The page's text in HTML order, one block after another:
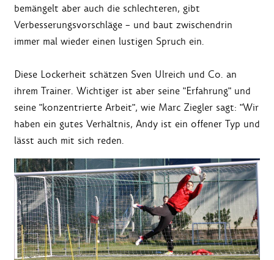
bemängelt aber auch die schlechteren, gibt
Verbesserungsvorschläge – und baut zwischendrin
immer mal wieder einen lustigen Spruch ein.
Diese Lockerheit schätzen Sven Ulreich und Co. an
ihrem Trainer. Wichtiger ist aber seine "Erfahrung" und
seine "konzentrierte Arbeit", wie Marc Ziegler sagt: "Wir
haben ein gutes Verhältnis, Andy ist ein offener Typ und
lässt auch mit sich reden.